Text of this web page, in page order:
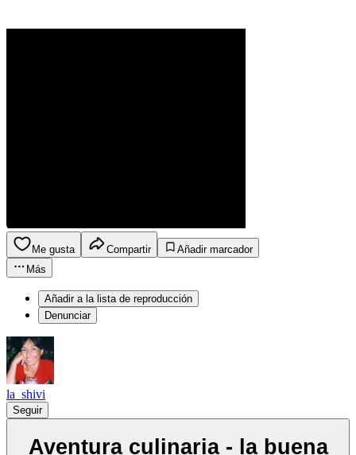
Me gusta Compartir
Añadir marcador
Más
Añadir a la lista de reproducción
Denunciar
la_shivi
Seguir
Aventura culinaria - la buena